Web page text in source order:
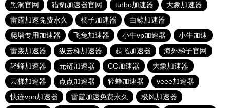
黑洞官网
猎豹加速器官网 turbo加速器
大象加速器
雷霆加速免费永久
橘子加速器
白鲸加速器
爬墙专用加速器
飞兔加速器 小牛vp加速器
小牛加速
雷轰加速器
纵云梯加速器 起飞加速器
海外梯子官网
轻蜂加速器
元链加速器 CC加速器
大象加速器
云梯加速器
点点加速器 轻蜂加速器
veee加速器
快连vρn加速器
雷霆加速免费永久 极风加速器